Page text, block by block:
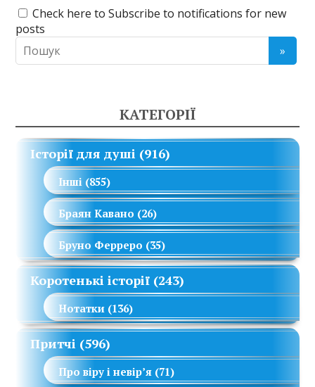
Check here to Subscribe to notifications for new
posts
КАТЕГОРІЇ
Історії для душі (916)
Інші (855)
Браян Кавано (26)
Бруно Ферреро (35)
Коротенькі історії (243)
Нотатки (136)
Притчі (596)
Про віру і невір’я (71)